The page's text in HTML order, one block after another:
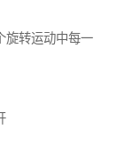
旋转运动中每一